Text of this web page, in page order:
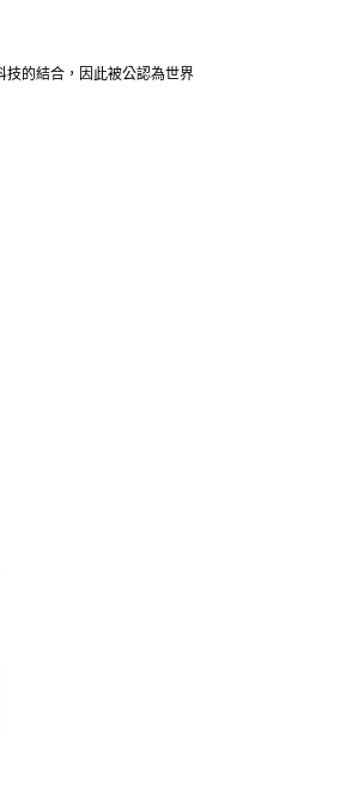
技的結合，因此被公認為世界